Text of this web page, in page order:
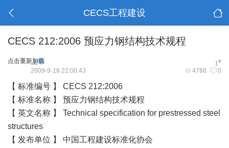
CECS工程建设
CECS 212:2006 预应力钢结构技术规程
点击重新加载 1#
上帝
4788 0
2009-9-18 22:00:43
【 标准编号 】 CECS 212:2006
【 标准名称 】 预应力钢结构技术规程
【 英文名称 】 Technical specification for prestressed steel
structures
【 发布单位 】 中国工程建设标准化协会